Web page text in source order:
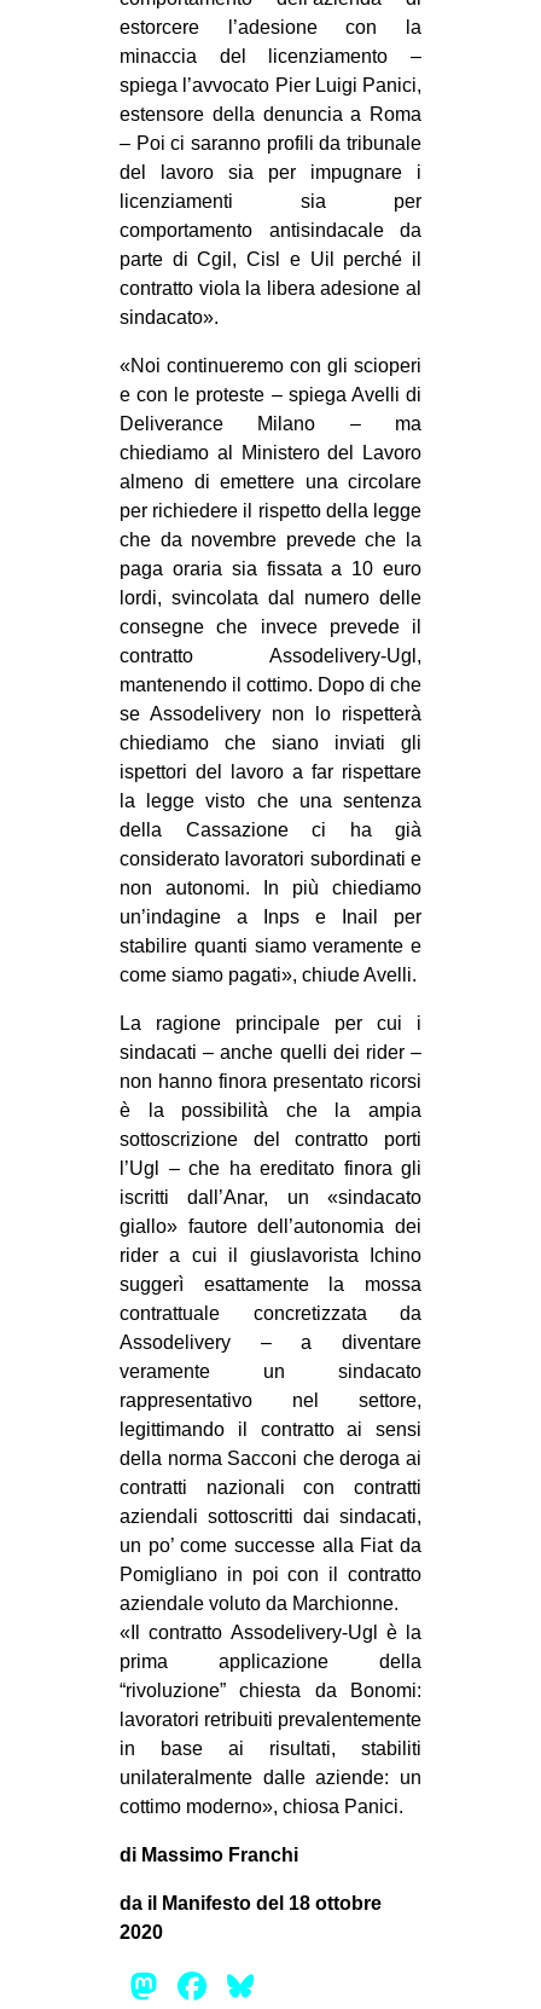
estorcere l’adesione con la
minaccia del licenziamento –
spiega l’avvocato Pier Luigi Panici,
estensore della denuncia a Roma
– Poi ci saranno profili da tribunale
del lavoro sia per impugnare i
licenziamenti sia per
comportamento antisindacale da
parte di Cgil, Cisl e Uil perché il
contratto viola la libera adesione al
sindacato».
«Noi continueremo con gli scioperi
e con le proteste – spiega Avelli di
Deliverance Milano – ma
chiediamo al Ministero del Lavoro
almeno di emettere una circolare
per richiedere il rispetto della legge
che da novembre prevede che la
paga oraria sia fissata a 10 euro
lordi, svincolata dal numero delle
consegne che invece prevede il
contratto Assodelivery-Ugl,
mantenendo il cottimo. Dopo di che
se Assodelivery non lo rispetterà
chiediamo che siano inviati gli
ispettori del lavoro a far rispettare
la legge visto che una sentenza
della Cassazione ci ha già
considerato lavoratori subordinati e
non autonomi. In più chiediamo
un’indagine a Inps e Inail per
stabilire quanti siamo veramente e
come siamo pagati», chiude Avelli.
La ragione principale per cui i
sindacati – anche quelli dei rider –
non hanno finora presentato ricorsi
è la possibilità che la ampia
sottoscrizione del contratto porti
l’Ugl – che ha ereditato finora gli
iscritti dall’Anar, un «sindacato
giallo» fautore dell’autonomia dei
rider a cui il giuslavorista Ichino
suggerì esattamente la mossa
contrattuale concretizzata da
Assodelivery – a diventare
veramente un sindacato
rappresentativo nel settore,
legittimando il contratto ai sensi
della norma Sacconi che deroga ai
contratti nazionali con contratti
aziendali sottoscritti dai sindacati,
un po’ come successe alla Fiat da
Pomigliano in poi con il contratto
aziendale voluto da Marchionne.
«Il contratto Assodelivery-Ugl è la
prima applicazione della
“rivoluzione” chiesta da Bonomi:
lavoratori retribuiti prevalentemente
in base ai risultati, stabiliti
unilateralmente dalle aziende: un
cottimo moderno», chiosa Panici.
di Massimo Franchi
da il Manifesto del 18 ottobre
2020
Mastodon
Facebook